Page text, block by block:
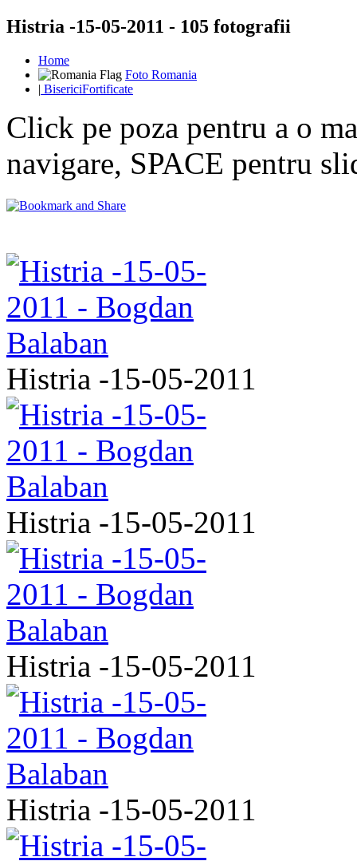
Histria -15-05-2011 - 105 fotografii
Home
Foto Romania
| BisericiFortificate
Click pe poza pentru a o
navigare, SPACE pentru
Histria -15-05-2011
Histria -15-05-2011
Histria -15-05-2011
Histria -15-05-2011